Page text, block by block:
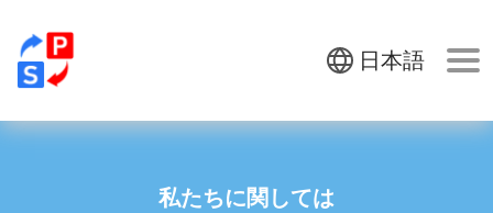
日本語
私たちに関しては